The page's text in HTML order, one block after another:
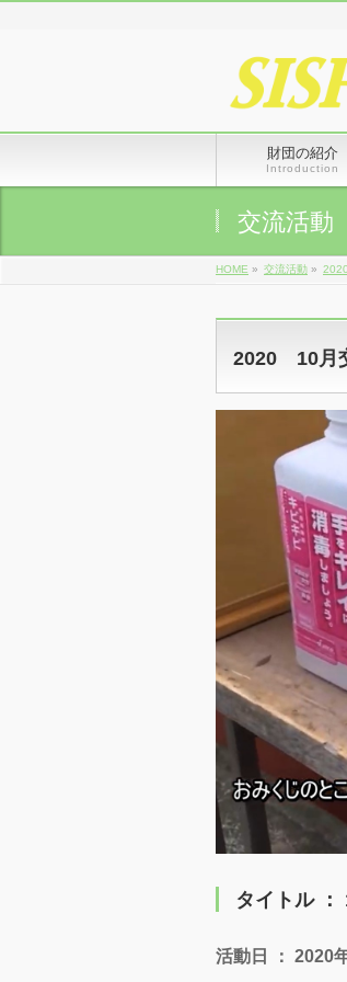
財団の紹介
Introduction
交流活動
HOME » 交流活動 »
2020 10月
タイトル ：
活動日 ： 2020